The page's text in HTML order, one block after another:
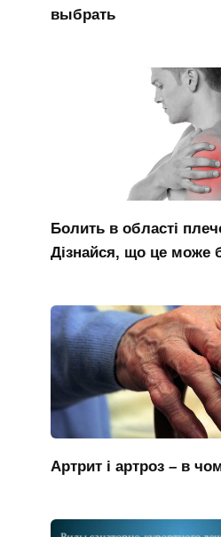
выбрать
Болить в області
Дізнайся, що це може
Артрит і артроз – в